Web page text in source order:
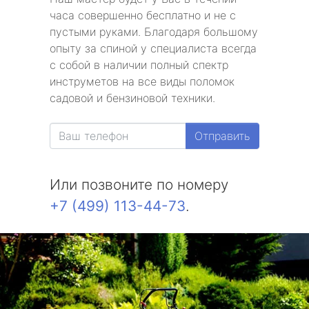
часа совершенно бесплатно и не с
пустыми руками. Благодаря большому
опыту за спиной у специалиста всегда
с собой в наличии полный спектр
инструметов на все виды поломок
садовой и бензиновой техники.
Отправить
Или позвоните по номеру
+7 (499) 113-44-73.